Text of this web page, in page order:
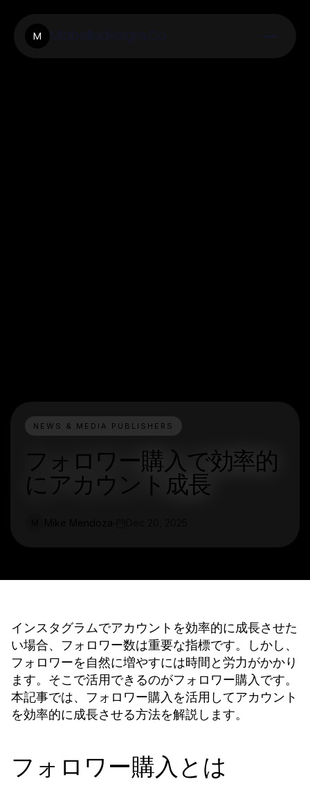
M
NEWS & MEDIA PUBLISHERS
フォロワー購入で効率的
にアカウント成長
インスタグラムでアカウントを効率的に成長させた
い場合、フォロワー数は重要な指標です。しかし、
フォロワーを自然に増やすには時間と労力がかかり
ます。そこで活用できるのがフォロワー購入 です。
本記事では、
フォロワー購入 を活用してアカウント
を効率的に成長させる方法を解説します。
フォロワー購入とは